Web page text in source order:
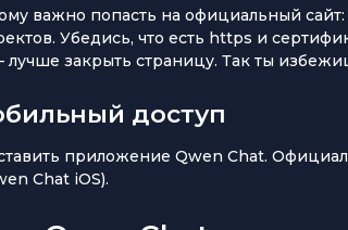
важно попасть на официальный сайт:
Убедись, что есть https и
закрыть страницу. Так ты
доступ
приложение Qwen Chat.
Chat iOS).